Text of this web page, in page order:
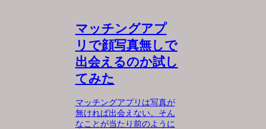
マッチングアプ
リで顔写真無しで
出会えるのか試し
てみた
マッチングアプリは写真が
無ければ出会えない。そん
なことが当たり前のように